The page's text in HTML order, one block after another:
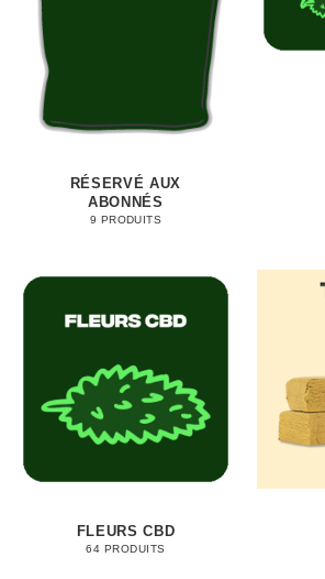
RÉSERVÉ AUX
ABONNÉS
9 PRODUITS
FLEURS CBD
64 PRODUITS